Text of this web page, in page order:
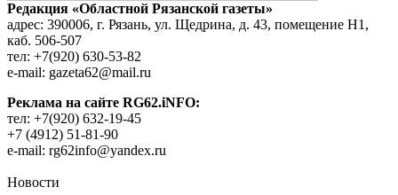
Редакция «Областной Рязанской газеты»
адрес: 390006, г. Рязань, ул. Щедрина, д. 43, помещение Н1,
каб. 506-507
тел: +7(920) 630-53-82
e-mail: gazeta62@mail.ru
Реклама на сайте RG62.iNFO:
тел: +7(920) 632-19-45
+7 (4912) 51-81-90
e-mail: rg62info@yandex.ru
Новости